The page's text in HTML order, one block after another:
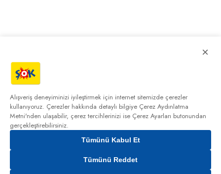
×
Alışveriş deneyiminizi iyileştirmek için internet sitemizde çerezler
kullanıyoruz. Çerezler hakkında detaylı bilgiye Çerez Aydınlatma
Metni'nden ulaşabilir, çerez tercihlerinizi ise Çerez Ayarları butonundan
gerçekleştirebilirsiniz.
Tümünü Kabul Et
Tümünü Reddet